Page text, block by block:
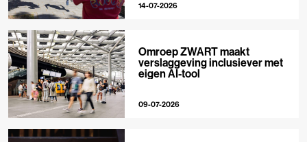
14-07-2026
Omroep ZWART maakt
verslaggeving inclusiever met
eigen AI-tool
09-07-2026